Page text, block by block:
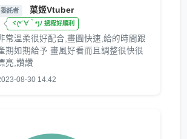
委託者 菜姬Vtuber
ヾ(*´∀｀*)ﾉ 過程好順利
常溫柔很好配合,畫圖快速,給的時間跟
期如期給予 畫風好看而且調整很快很
亮,讚讚
08-30 14:42